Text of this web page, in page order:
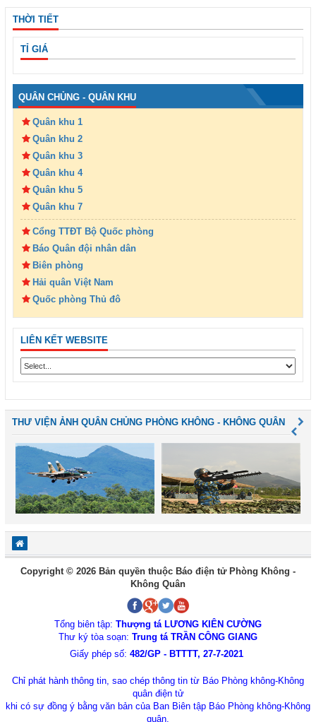
THỜI TIẾT
TỈ GIÁ
QUÂN CHỦNG - QUÂN KHU
Quân khu 1
Quân khu 2
Quân khu 3
Quân khu 4
Quân khu 5
Quân khu 7
Cổng TTĐT Bộ Quốc phòng
Báo Quân đội nhân dân
Biên phòng
Hải quân Việt Nam
Quốc phòng Thủ đô
LIÊN KẾT WEBSITE
THƯ VIỆN ẢNH QUÂN CHỦNG PHÒNG KHÔNG - KHÔNG QUÂN
Copyright © 2026 Bản quyền thuộc Báo điện tử Phòng Không -
Không Quân
Tổng biên tập: Thượng tá LƯƠNG KIÊN CƯỜNG
Thư ký tòa soạn: Trung tá TRẦN CÔNG GIANG
Giấy phép số: 482/GP - BTTTT, 27-7-2021
Chỉ phát hành thông tin, sao chép thông tin từ Báo Phòng không-Không
quân điện tử
khi có sự đồng ý bằng văn bản của Ban Biên tập Báo Phòng không-Không
quân.